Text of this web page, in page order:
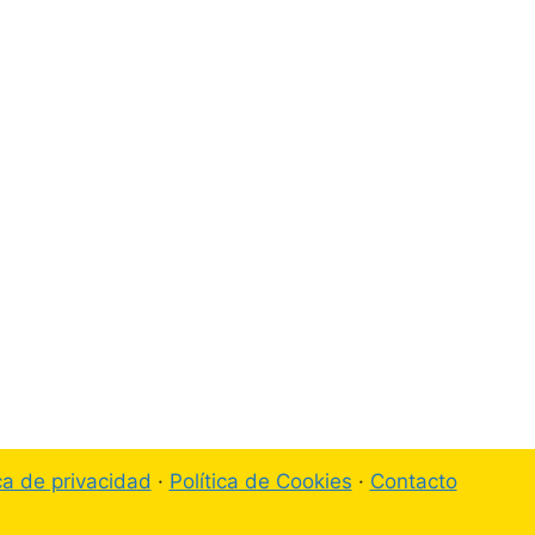
de privacidad · Política de Cookies · Contacto